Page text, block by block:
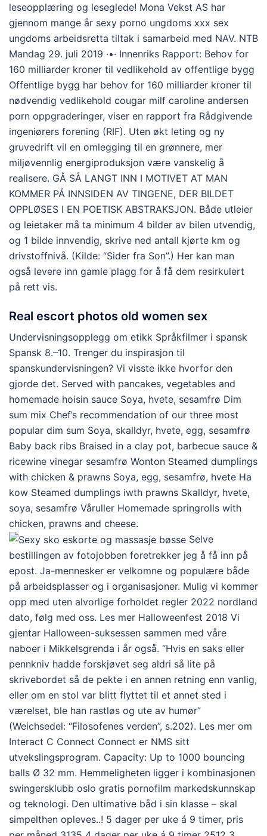
leseopplæring og leseglede! Mona Vekst AS har
gjennom mange år sexy porno ungdoms xxx sex
ungdoms arbeidsretta tiltak i samarbeid med NAV. NTB
Mandag 29. juli 2019 ·•· Innenriks Rapport: Behov for
160 milliarder kroner til vedlikehold av offentlige bygg
Offentlige bygg har behov for 160 milliarder kroner til
nødvendig vedlikehold cougar milf caroline andersen
porn oppgraderinger, viser en rapport fra Rådgivende
ingeniørers forening (RIF). Uten økt leting og ny
gruvedrift vil en omlegging til en grønnere, mer
miljøvennlig energiproduksjon være vanskelig å
realisere. GÅ SÅ LANGT INN I MOTIVET AT MAN
KOMMER PÅ INNSIDEN AV TINGENE, DER BILDET
OPPLØSES I EN POETISK ABSTRAKSJON. Både utleier
og leietaker må ta minimum 4 bilder av bilen utvendig,
og 1 bilde innvendig, skrive ned antall kjørte km og
drivstoffnivå. (Kilde: “Sider fra Son”.) Her kan man
også levere inn gamle plagg for å få dem resirkulert
på rett vis.
Real escort photos old women sex
Undervisningsopplegg om etikk Språkfilmer i spansk
Spansk 8.–10. Trenger du inspirasjon til
spanskundervisningen? Vi visste ikke hvorfor den
gjorde det. Served with pancakes, vegetables and
homemade hoisin sauce Soya, hvete, sesamfrø Dim
sum mix Chef’s recommendation of our three most
popular dim sum Soya, skalldyr, hvete, egg, sesamfrø
Baby back ribs Braised in a clay pot, barbecue sauce &
ricewine vinegar sesamfrø Wonton Steamed dumplings
with chicken & prawns Soya, egg, sesamfrø, hvete Ha
kow Steamed dumplings iwth prawns Skalldyr, hvete,
soya, sesamfrø Våruller Homemade springrolls with
chicken, prawns and cheese.
Selve
bestillingen av fotojobben foretrekker jeg å få inn på
epost. Ja-mennesker er velkomne og populære både
på arbeidsplasser og i organisasjoner. Mulig vi kommer
opp med uten alvorlige forholdet regler 2022 nordland
dato, følg med oss. Les mer Halloweenfest 2018 Vi
gjentar Halloween-suksessen sammen med våre
naboer i Mikkelsgrenda i år også. “Hvis en saks eller
pennkniv hadde forskjøvet seg aldri så lite på
skrivebordet så de pekte i en annen retning enn vanlig,
eller om en stol var blitt flyttet til et annet sted i
værelset, ble han rastløs og ute av humør”
(Weichsedel: “Filosofenes verden”, s.202). Les mer om
Interact C Connect Connect er NMS sitt
utvekslingsprogram. Capacity: Up to 1000 bouncing
balls Ø 32 mm. Hemmeligheten ligger i kombinasjonen
swingersklubb oslo gratis pornofilm markedskunnskap
og teknologi. Den ultimative båd i sin klasse – skal
simpelthen opleves..! 5 dager per uke á 9 timer, pris